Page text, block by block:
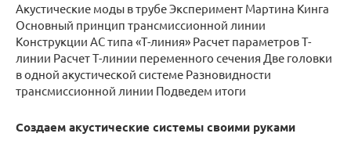
Акустические моды в трубе Эксперимент Мартина Кинга
Основный принцип трансмиссионной линии
Конструкции АС типа «Т-линия» Расчет параметров Т-
линии Расчет Т-линии переменного сечения Две головки
в одной акустической системе Разновидности
трансмиссионной линии Подведем итоги
Создаем акустические системы своими руками